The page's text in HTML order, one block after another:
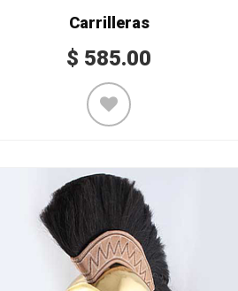
Carrilleras
$ 585.00